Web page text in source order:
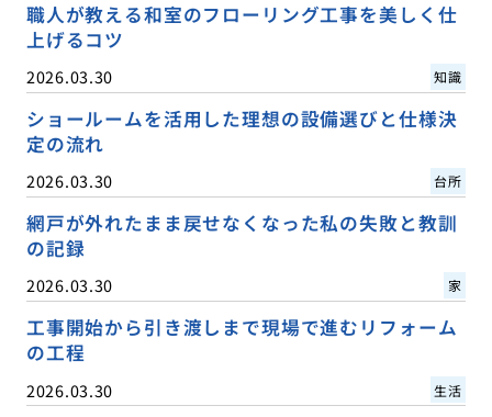
職人が教える和室のフローリング工事を美しく仕
上げるコツ
2026.03.30 知識
ショールームを活用した理想の設備選びと仕様決
定の流れ
2026.03.30 台所
網戸が外れたまま戻せなくなった私の失敗と教訓
の記録
2026.03.30 家
工事開始から引き渡しまで現場で進むリフォーム
の工程
2026.03.30 生活